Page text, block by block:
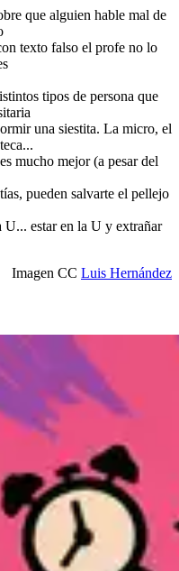
que alguien hable mal de
texto falso el profe no lo
tipos de persona que
una siestita. La micro, el
mucho mejor (a pesar del
pueden salvarte el pellejo
U... estar en la U y extrañar
Imagen CC Luis Hernández